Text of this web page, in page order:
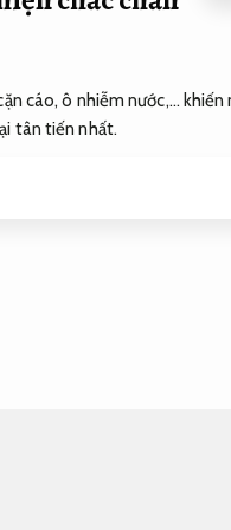
cáo, ô nhiễm nước,… khiến
tân tiến nhất.